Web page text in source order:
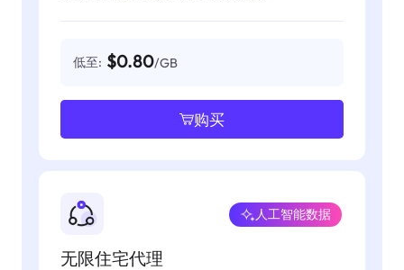
低至: $0.80/GB
购买
无限住宅代理
人工智能数据